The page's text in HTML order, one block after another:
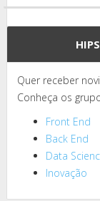
Quer receber
Conheça os
Front End
Back End
Data
Inovação